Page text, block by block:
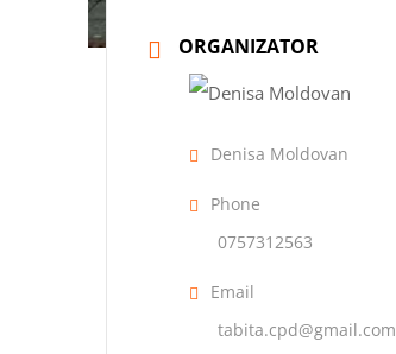
ORGANIZATOR
Denisa Moldovan
Phone
0757312563
Email
tabita.cpd@gmail.com